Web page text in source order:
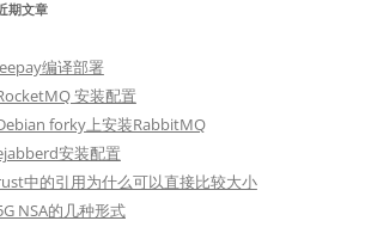
期文章
编译部署
安装配置
forky上安装RabbitMQ
安装配置
中的引用为什么可以直接比较大小
NSA的几种形式